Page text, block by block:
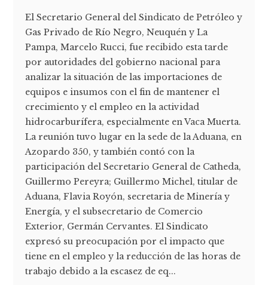
El Secretario General del Sindicato de Petróleo y
Gas Privado de Río Negro, Neuquén y La
Pampa, Marcelo Rucci, fue recibido esta tarde
por autoridades del gobierno nacional para
analizar la situación de las importaciones de
equipos e insumos con el fin de mantener el
crecimiento y el empleo en la actividad
hidrocarburífera, especialmente en Vaca Muerta.
La reunión tuvo lugar en la sede de la Aduana, en
Azopardo 350, y también contó con la
participación del Secretario General de Catheda,
Guillermo Pereyra; Guillermo Michel, titular de
Aduana, Flavia Royón, secretaria de Minería y
Energía, y el subsecretario de Comercio
Exterior, Germán Cervantes. El Sindicato
expresó su preocupación por el impacto que
tiene en el empleo y la reducción de las horas de
trabajo debido a la escasez de eq...